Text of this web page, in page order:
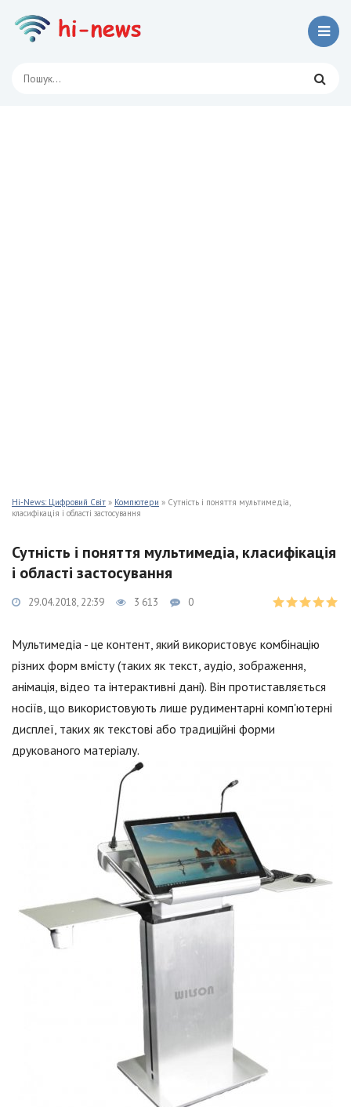
Hi-News: Цифровий Світ » Компютери » Сутність і поняття мультимедіа,
класифікація і області застосування
Сутність і поняття мультимедіа, класифікація
і області застосування
29.04.2018, 22:39 3 613 0
Мультимедіа - це контент, який використовує комбінацію
різних форм вмісту (таких як текст, аудіо, зображення,
анімація, відео та інтерактивні дані). Він протиставляється
носіїв, що використовують лише рудиментарні комп'ютерні
дисплеї, таких як текстові або традиційні форми
друкованого матеріалу.